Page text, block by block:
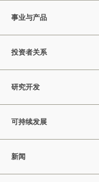
事业与产品
投资者关系
研究开发
可持续发展
新闻